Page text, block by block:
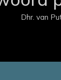
Dhr. van